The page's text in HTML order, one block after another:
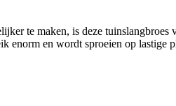
te maken, is deze
en wordt sproeien op lastige